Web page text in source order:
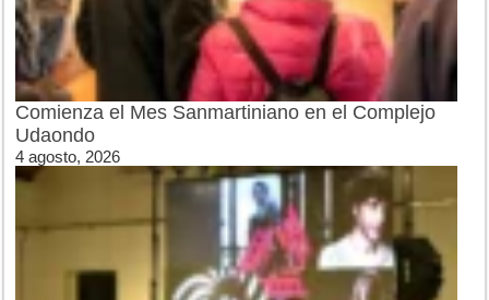
Comienza el Mes Sanmartiniano en el Complejo
Udaondo
4 agosto, 2026